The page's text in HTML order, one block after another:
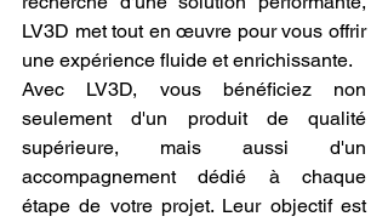
LV3D met tout en œuvre pour vous offrir
une expérience fluide et enrichissante.
Avec LV3D, vous bénéficiez non
seulement d'un produit de qualité
supérieure, mais aussi d'un
accompagnement dédié à chaque
étape de votre projet. Leur objectif est